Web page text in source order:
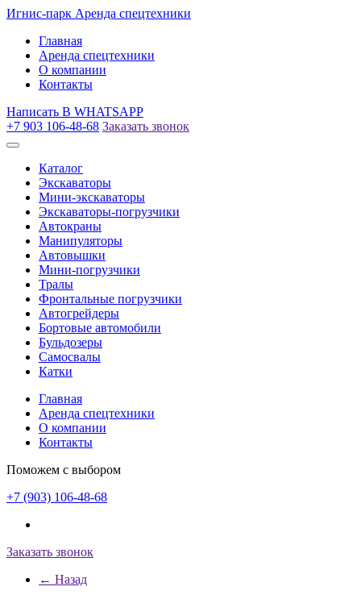
Игнис-парк Аренда спецтехники
Главная
Аренда спецтехники
О компании
Контакты
Написать В WHATSAPP
+7 903 106-48-68 Заказать звонок
Каталог
Экскаваторы
Мини-экскаваторы
Экскаваторы-погрузчики
Автокраны
Манипуляторы
Автовышки
Мини-погрузчики
Тралы
Фронтальные погрузчики
Автогрейдеры
Бортовые автомобили
Бульдозеры
Самосвалы
Катки
Главная
Аренда спецтехники
О компании
Контакты
Поможем с выбором
+7 (903) 106-48-68
Заказать звонок
← Назад